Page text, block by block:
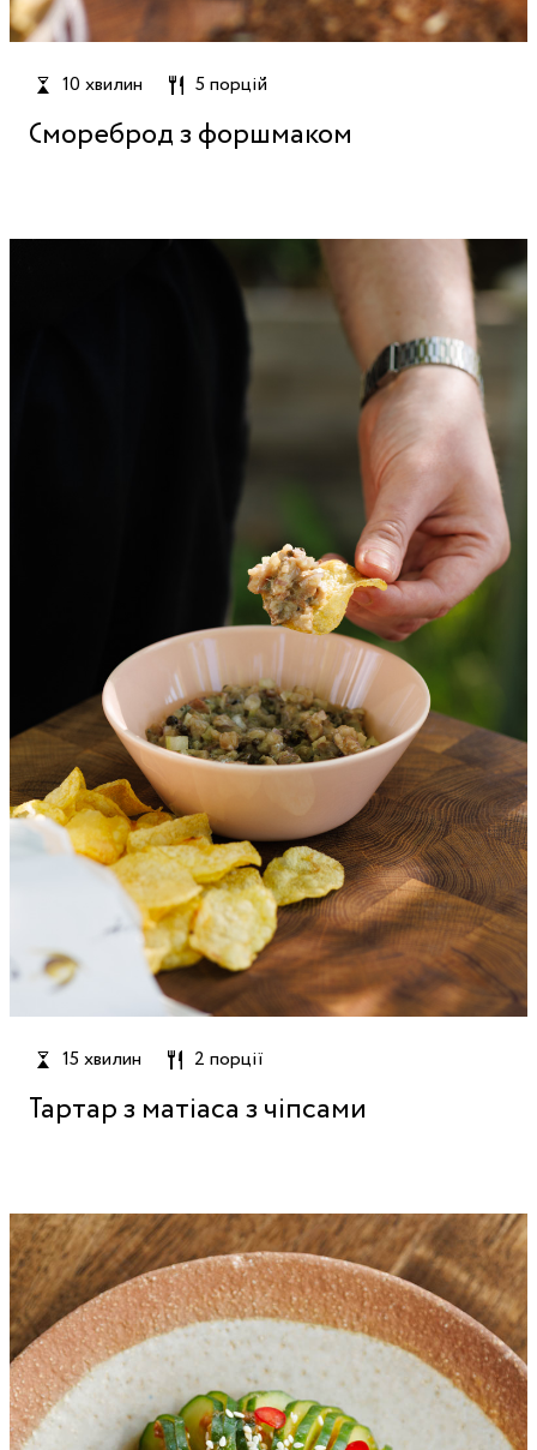
10 хвилин 5 порцій
Смореброд з форшмаком
15 хвилин 2 порції
Тартар з матіаса з чіпсами